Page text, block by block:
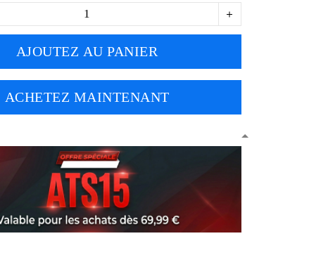
AJOUTEZ AU PANIER
ACHETEZ MAINTENANT